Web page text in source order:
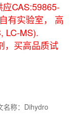
CAS:59865-
有实验室， 高
LC-MS).
，买高品质试
名称：Dihydro